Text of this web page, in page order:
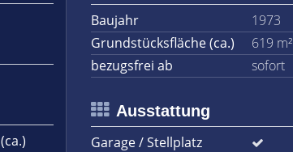
(ca.)
Baujahr
1973
Grundstücksfläche (ca.)
619 m²
bezugsfrei ab
sofort
Ausstattung
Garage / Stellplatz